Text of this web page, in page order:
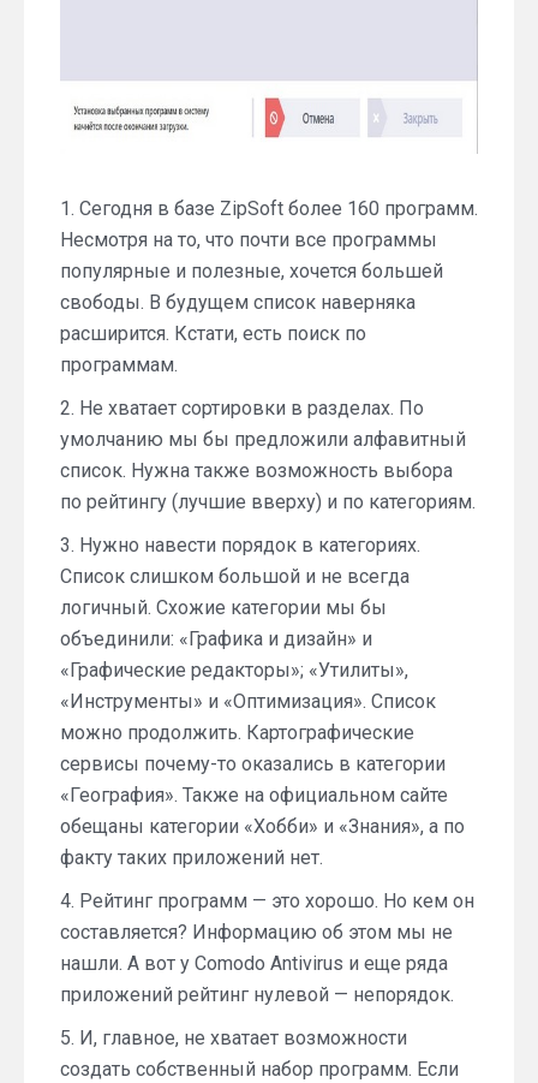
1. Сегодня в базе ZipSoft более 160 программ.
Несмотря на то, что почти все программы
популярные и полезные, хочется большей
свободы. В будущем список наверняка
расширится. Кстати, есть поиск по
программам.
2. Не хватает сортировки в разделах. По
умолчанию мы бы предложили алфавитный
список. Нужна также возможность выбора
по рейтингу (лучшие вверху) и по категориям.
3. Нужно навести порядок в категориях.
Список слишком большой и не всегда
логичный. Схожие категории мы бы
объединили: «Графика и дизайн» и
«Графические редакторы»; «Утилиты»,
«Инструменты» и «Оптимизация». Список
можно продолжить. Картографические
сервисы почему-то оказались в категории
«География». Также на официальном сайте
обещаны категории «Хобби» и «Знания», а по
факту таких приложений нет.
4. Рейтинг программ — это хорошо. Но кем он
составляется? Информацию об этом мы не
нашли. А вот у Comodo Antivirus и еще ряда
приложений рейтинг нулевой — непорядок.
5. И, главное, не хватает возможности
создать собственный набор программ. Если